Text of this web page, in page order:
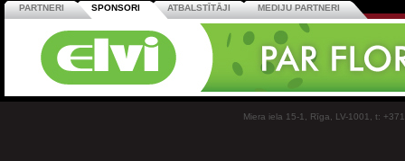
PARTNERI SPONSORI ATBALSTĪTĀJI MEDIJU PARTNERI
Miera iela 15-1, Rīga, LV-1001, t: